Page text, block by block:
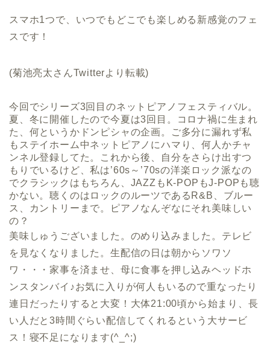
スマホ1つで、いつでもどこでも楽しめる新感覚のフェ
スです！
(菊池亮太さんTwitterより転載)
今回でシリーズ3回目のネットピアノフェスティバル。
夏、冬に開催したので今夏は3回目。コロナ禍に生まれ
た、何というかドンピシャの企画。ご多分に漏れず私
もステイホーム中ネットピアノにハマり、何人かチャ
ンネル登録してた。これから後、自分をさらけ出すつ
もりでいるけど、私は’60s～’70sの洋楽ロック派なの
でクラシックはもちろん、JAZZもK-POPもJ-POPも聴
かない。聴くのはロックのルーツであるR&B、ブルー
ス、カントリーまで。ピアノなんぞなにそれ美味しい
の？
美味しゅうございました。のめり込みました。テレビ
を見なくなりました。生配信の日は朝からソワソ
ワ・・・家事を済ませ、母に食事を押し込みヘッドホ
ンスタンバイ♪お気に入りが何人もいるので重なったり
連日だったりすると大変！大体21:00頃から始まり、長
い人だと3時間ぐらい配信してくれるという大サービ
ス！寝不足になります(^_^;)